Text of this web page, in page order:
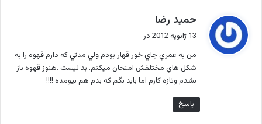
حميد رضا
ف
:
13 ژانویه 2012 در
من يه عمري چاي خور قهار بودم ولي مدتي كه دارم قهوه را به
شكل هاي مختلفش امتحان ميكنم. بد نيست .هنوز قهوه باز
نشدم وتازه كارم اما بايد بگم كه بدم هم نيومده !!!!
پاسخ